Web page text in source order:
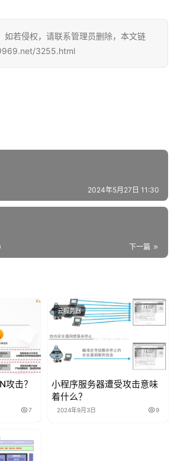
如若侵权，请联系管理员删除，本文链
3255.html
2024年5月27日 11:30
下一篇
击？
7
云服务器
小程序服务器遭受攻击意味
着什么？
2024年9月3日 9